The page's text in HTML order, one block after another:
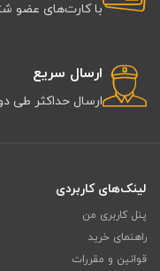
با کارت‌های عضو
ارسال سریع
ارسال حداکثر طی
لینک‌های کاربردی
پنل کاربری من
راهنمای خرید
قوانین و مقررات